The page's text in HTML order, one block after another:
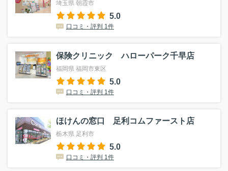
埼玉県 朝霞市
5.0
口コミ・評判 1件
保険クリニック ハローパーク千早店
福岡県 福岡市東区
5.0
口コミ・評判 1件
ほけんの窓口 足利コムファースト店
栃木県 足利市
5.0
口コミ・評判 1件